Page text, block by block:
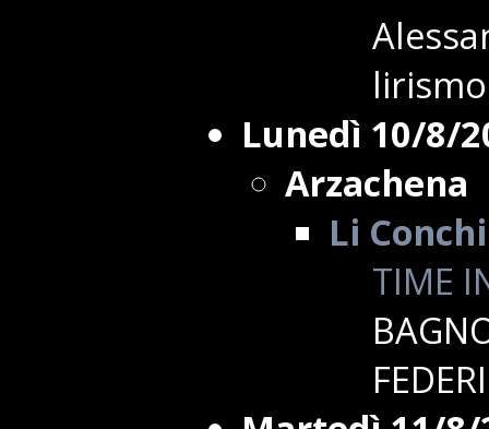
Lunedì 10/8/
Arzachena
Li Conchi
TIME